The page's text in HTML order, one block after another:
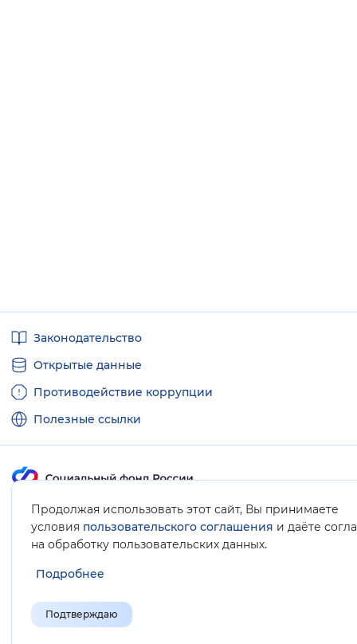
Продолжая использовать этот сайт, Вы принимаете
условия пользовательского соглашения и даёте
на обработку пользовательских данных.
Подробнее
Подтверждаю
ссылкиЗаконодательство
Открытые данные
Противодействие коррупции
Полезные ссылки
Карта сайта
© Социальный фонд России, 2008-2026